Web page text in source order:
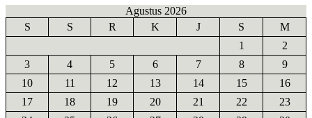
Agustus 2026
S
S R K J S
M
1
2
3
4 5 6 7 8
9
10
11 12 13 14 15
16
17
18 19 20 21 22
23